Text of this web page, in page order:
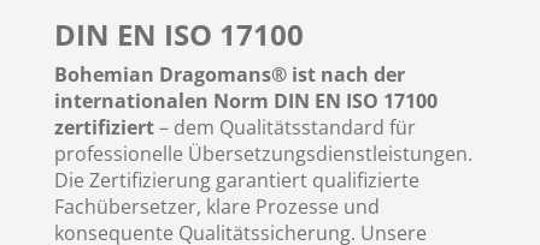
DIN EN ISO 17100
Bohemian Dragomans® ist nach der
internationalen Norm DIN EN ISO 17100
zertifiziert– dem Qualitätsstandard für
professionelle Übersetzungsdienstleistungen.
Die Zertifizierung garantiert qualifizierte
Fachübersetzer, klare Prozesse und
konsequente Qualitätssicherung. Unsere